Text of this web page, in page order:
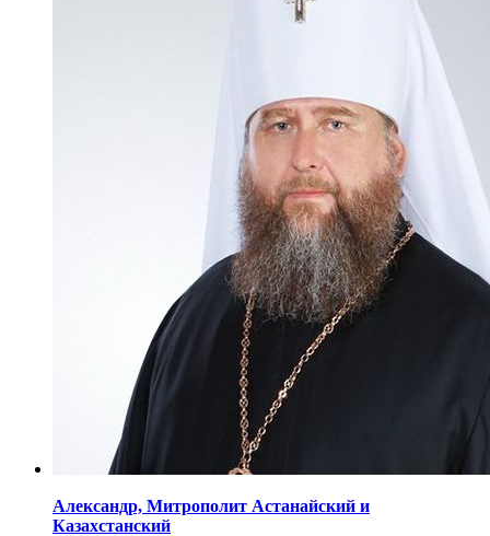
Александр, Митрополит Астанайский и
Казахстанский